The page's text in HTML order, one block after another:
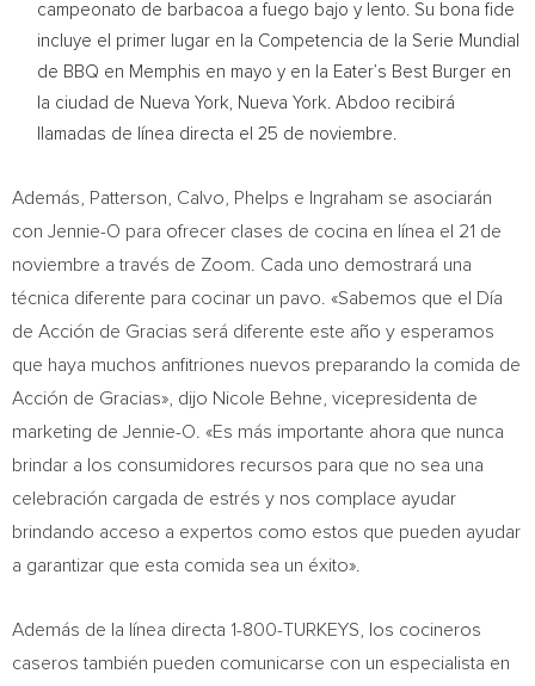
campeonato de barbacoa a fuego bajo y lento. Su bona fide
incluye el primer lugar en la Competencia de la Serie Mundial
de BBQ en Memphis en mayo y en la Eater’s Best Burger en
la ciudad de Nueva York, Nueva York. Abdoo recibirá
llamadas de línea directa el 25 de noviembre.
Además, Patterson, Calvo, Phelps e Ingraham se asociarán
con Jennie-O para ofrecer clases de cocina en línea el 21 de
noviembre a través de Zoom. Cada uno demostrará una
técnica diferente para cocinar un pavo. «Sabemos que el Día
de Acción de Gracias será diferente este año y esperamos
que haya muchos anfitriones nuevos preparando la comida de
Acción de Gracias», dijo Nicole Behne , vicepresidenta de
marketing de Jennie-O. «Es más importante ahora que nunca
brindar a los consumidores recursos para que no sea una
celebración cargada de estrés y nos complace ayudar
brindando acceso a expertos como estos que pueden ayudar
a garantizar que esta comida sea un éxito».
Además de la línea directa 1-800-TURKEYS, los cocineros
caseros también pueden comunicarse con un especialista en